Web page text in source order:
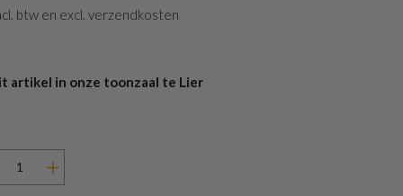
btw en excl. verzendkosten
artikel in onze toonzaal te Lier